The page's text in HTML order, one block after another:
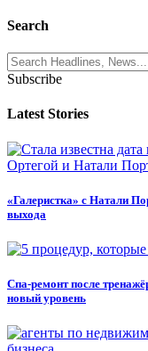
Search
Subscribe
Latest Stories
«Галеристка» с Натали
выхода
Спа-ремонт после
новый уровень